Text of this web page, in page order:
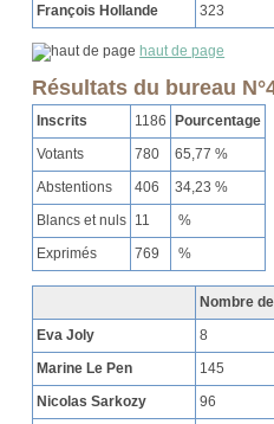
François Hollande
323
haut de page
Résultats du bureau
Inscrits 1186 Pourcentage
Votants
780
65,77 %
Abstentions
406
34,23 %
Blancs et nuls 11
%
Exprimés
769 %
Nombre
Eva Joly
8
Marine Le Pen
145
Nicolas Sarkozy
96